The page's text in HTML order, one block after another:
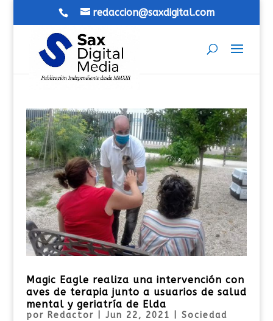
redaccion@saxdigital.com
Magic Eagle realiza una intervención con
aves de terapia junto a usuarios de salud
mental y geriatría de Elda
por Redactor Jun 22, 2021 Sociedad